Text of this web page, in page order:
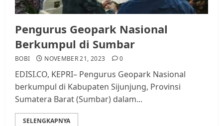
Pengurus Geopark Nasional
Berkumpul di Sumbar
BOBI NOVEMBER 21, 2023 0
EDISI.CO, KEPRI– Pengurus Geopark Nasional
berkumpul di Kabupaten Sijunjung, Provinsi
Sumatera Barat (Sumbar) dalam...
SELENGKAPNYA